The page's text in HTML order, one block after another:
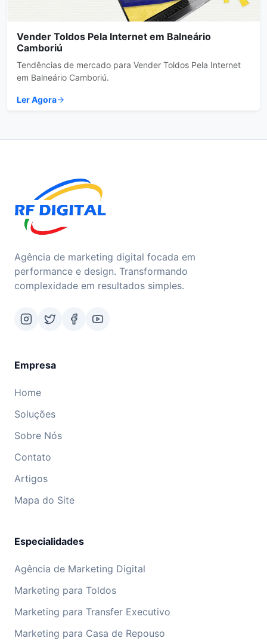
Vender Toldos Pela Internet em Balneário
Camboriú
Tendências de mercado para Vender Toldos Pela Internet
em Balneário Camboriú.
Ler Agora
Agência de marketing digital focada em
performance e design. Transformando
complexidade em resultados simples.
Empresa
Home
Soluções
Sobre Nós
Contato
Artigos
Mapa do Site
Especialidades
Agência de Marketing Digital
Marketing para Toldos
Marketing para Transfer Executivo
Marketing para Casa de Repouso